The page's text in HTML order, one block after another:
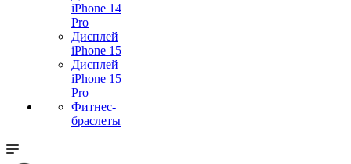
iPhone 14
Pro
Дисплей
iPhone 15
Дисплей
iPhone 15
Pro
Фитнес-
браслеты